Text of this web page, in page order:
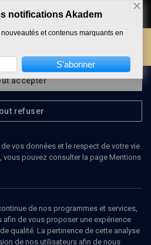
Faire un don
?
Découvrez les
accepter
refuser
vos données et le respect de votre vie
vous pouvez consulter la page Mentions
de nos programmes et services,
de vous proposer une expérience
qualité. La pertinence de cette analyse
de nos utilisateurs afin de nous
notifications Akadem
et contenus marquants en
S’abonner